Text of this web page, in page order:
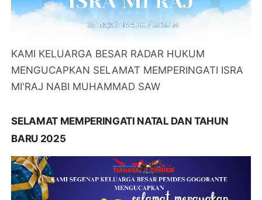
KAMI KELUARGA BESAR RADAR HUKUM
MENGUCAPKAN SELAMAT MEMPERINGATI ISRA
MI'RAJ NABI MUHAMMAD SAW
SELAMAT MEMPERINGATI NATAL DAN TAHUN
BARU 2025